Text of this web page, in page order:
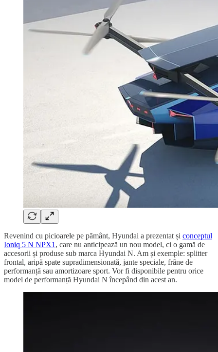
Revenind cu picioarele pe pământ, Hyundai a prezentat și conceptul
Ioniq 5 N NPX1 , care nu anticipează un nou model, ci o gamă de
accesorii și produse sub marca Hyundai N. Am și exemple: splitter
frontal, aripă spate supradimensionată, jante speciale, frâne de
performanță sau amortizoare sport. Vor fi disponibile pentru orice
model de performanță Hyundai N începând din acest an.